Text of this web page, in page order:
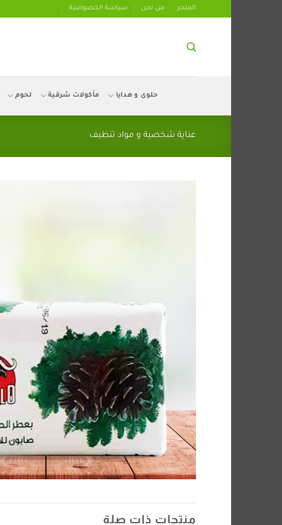
المتجر من نحن سياسة الخصوصية
حلوى و هدايا مأكولات شرقية لحوم
عناية شخصية و مواد تنظيف
منتجات ذات صلة